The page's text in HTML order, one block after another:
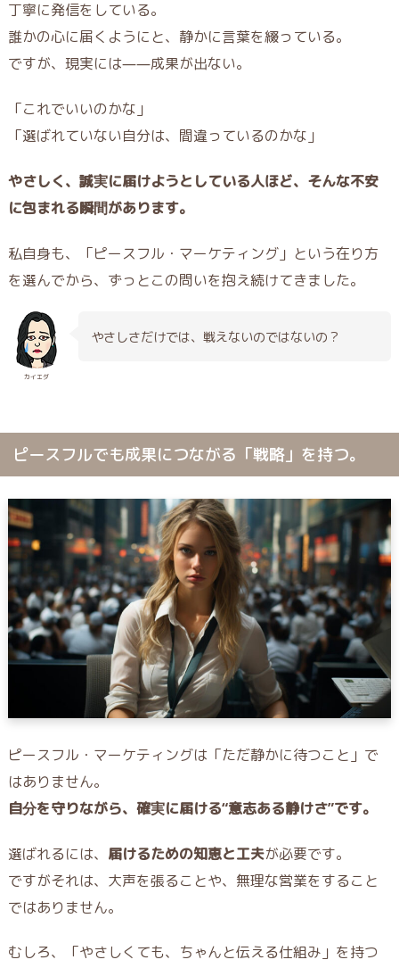
丁寧に発信をしている。
誰かの心に届くようにと、静かに言葉を綴っている。
ですが、現実には——成果が出ない。
「これでいいのかな」
「選ばれていない自分は、間違っているのかな」
やさしく、誠実に届けようとしている人ほど、そんな不安
に包まれる瞬間があります。
私自身も、「ピースフル・マーケティング」という在り方
を選んでから、ずっとこの問いを抱え続けてきました。
カイエダ
やさしさだけでは、戦えないのではないの？
ピースフルでも成果につながる「戦略」を持つ。
ピースフル・マーケティングは「ただ静かに待つこと」で
はありません。
自分を守りながら、確実に届ける“意志ある静けさ”です。
選ばれるには、 届けるための知恵と工夫が必要です。
ですがそれは、大声を張ることや、無理な営業をすること
ではありません。
むしろ、「やさしくても、ちゃんと伝える仕組み」を持つ